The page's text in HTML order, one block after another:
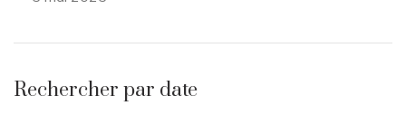
Rechercher par date